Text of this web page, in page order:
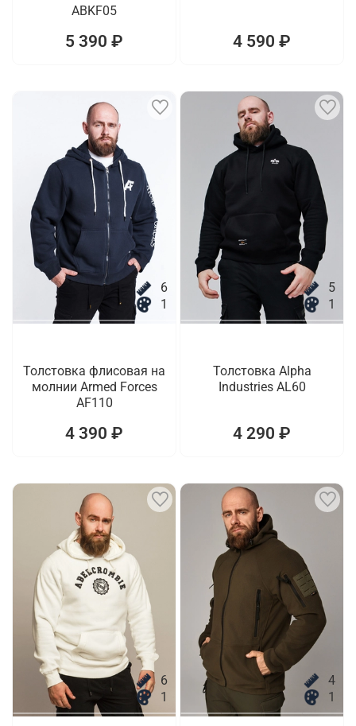
ABKF05
5 390 ₽ 4 590 ₽
6
1
Толстовка флисовая на
молнии Armed Forces
AF110
4 390 ₽
5
1
Толстовка Alpha
Industries AL60
4 290 ₽
6
1
4
1